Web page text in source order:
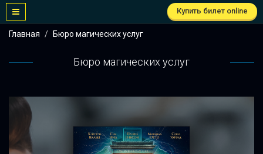
Купить билет online
Главная Бюро магических услуг
Бюро магических услуг